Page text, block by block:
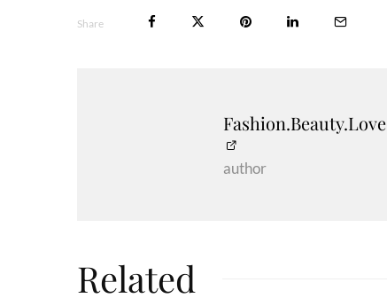
Share
Fashion.Beauty.Love
author
Related